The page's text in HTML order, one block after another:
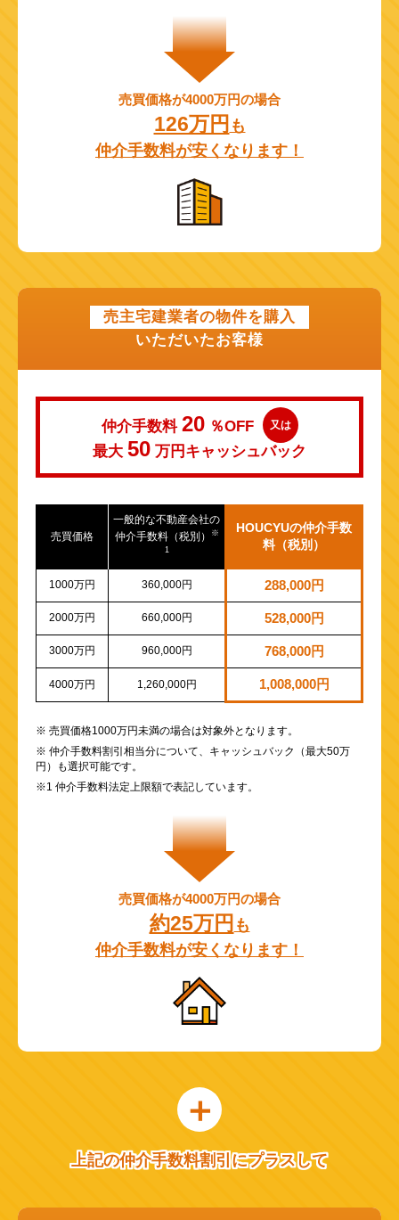
売買価格が4000万円の場合
126万円 も
仲介手数料が安くなります！
売主宅建業者の物件を購入
いただいたお客様
仲介手数料 20 ％OFF 又は
最大 50 万円 キャッシュバック
売買価格
一般的な不動産会社の
仲介手数料（税別）
※
1
HOUCYUの仲介手数
料（税別）
1000万円 360,000円 288,000円
2000万円 660,000円 528,000円
3000万円 960,000円 768,000円
4000万円 1,260,000円 1,008,000円
※ 売買価格1000万円未満の場合は対象外となります。
※ 仲介手数料割引相当分について、キャッシュバック（最大50万
円）も選択可能です。
※1 仲介手数料法定上限額で表記しています。
売買価格が4000万円の場合
約25万円 も
仲介手数料が安くなります！
上記の仲介手数料割引にプラスして